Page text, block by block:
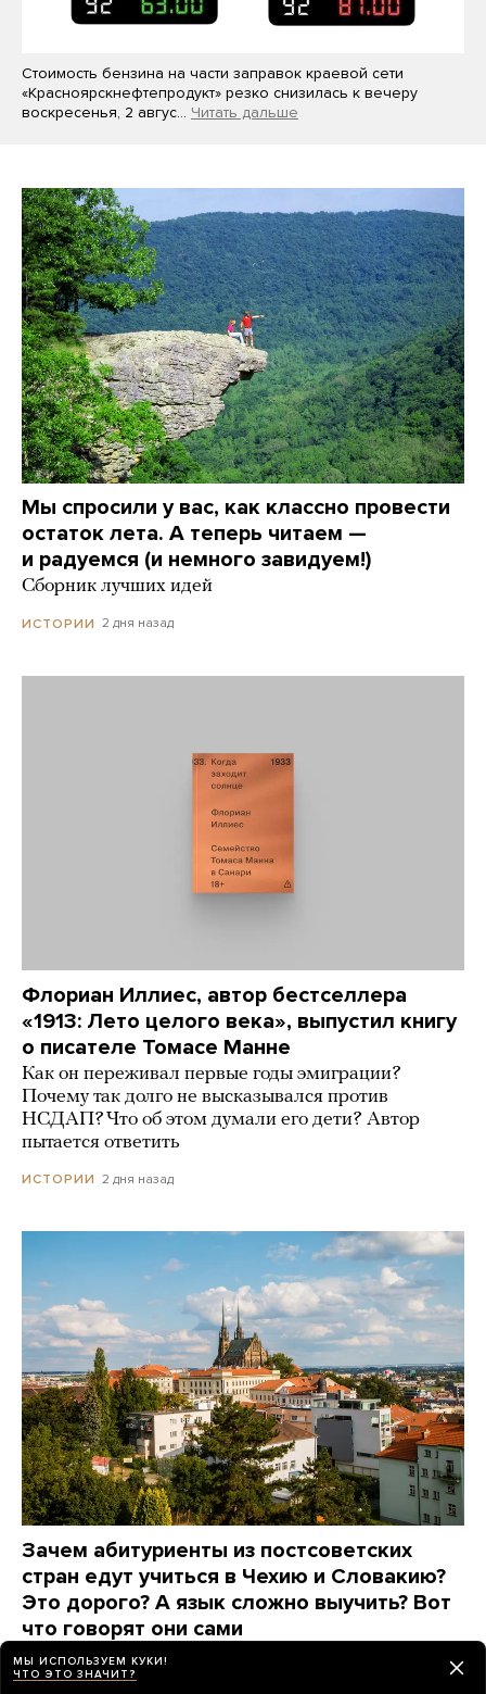
Стоимость бензина на части заправок краевой сети
«Красноярскнефтепродукт» резко снизилась к вечеру
воскресенья, 2 авгус… Читать дальше
Мы спросили у вас, как классно провести
остаток лета. А теперь читаем —
и радуемся (и немного завидуем!)
Сборник лучших идей
ИСТОРИИ 2 дня назад
Флориан Иллиес, автор бестселлера
«1913: Лето целого века», выпустил книгу
о писателе Томасе Манне
Как он переживал первые годы эмиграции?
Почему так долго не высказывался против
НСДАП? Что об этом думали его дети? Автор
пытается ответить
ИСТОРИИ 2 дня назад
Зачем абитуриенты из постсоветских
стран едут учиться в Чехию и Словакию?
Это дорого? А язык сложно выучить? Вот
что говорят они сами
ПАРТНЕРСКИЙ МАТЕРИАЛ
МЫ ИСПОЛЬЗУЕМ КУКИ!
ЧТО ЭТО ЗНАЧИТ?